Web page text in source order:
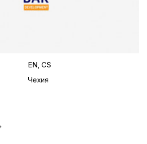
EN, CS
Чехия